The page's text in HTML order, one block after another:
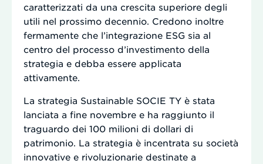
caratterizzati da una crescita superiore degli
utili nel prossimo decennio. Credono inoltre
fermamente che l’integrazione ESG sia al
centro del processo d’investimento della
strategia e debba essere applicata
attivamente.
La strategia Sustainable SOCIE TY è stata
lanciata a fine novembre e ha raggiunto il
traguardo dei 100 milioni di dollari di
patrimonio. La strategia è incentrata su società
innovative e rivoluzionarie destinate a